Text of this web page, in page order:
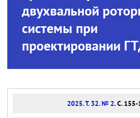
двухвальной
системы при
проектировании
2025. Т. 32. № 2. С. 155-